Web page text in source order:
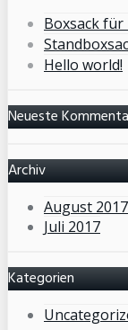
Boxsack für
Hello world!
Neueste
Archiv
August 2017
Juli 2017
Kategorien